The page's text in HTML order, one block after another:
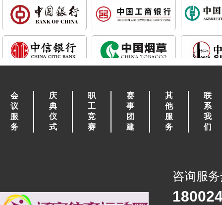
会
议
服
务
庆
典
仪
式
职
工
竞
赛
赛
事
团
建
其
他
服
务
联
系
我
们
咨询服